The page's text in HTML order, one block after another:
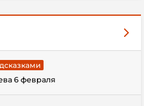
6 февраля